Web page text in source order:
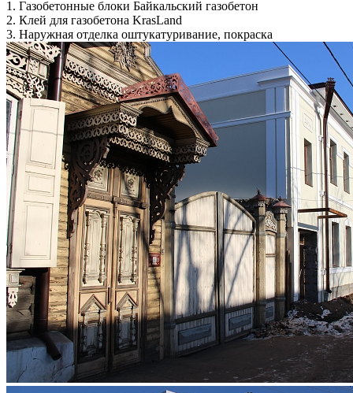
1. Газобетонные блоки Байкальский газобетон
2. Клей для газобетона KrasLand
3. Наружная отделка оштукатуривание, покраска